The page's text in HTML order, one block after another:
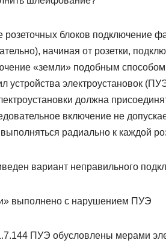
блоков подключение
начиная от розетки,
«земли» подобным способом
устройства электроустановок
должна
включение не
радиально к каждой
вариант неправильного
выполнено с нарушением ПУЭ
ПУЭ обусловлены мерами